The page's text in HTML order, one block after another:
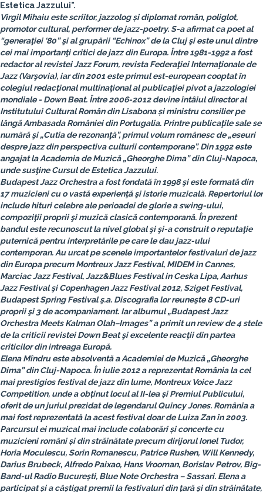
Estetica Jazzului".
Virgil Mihaiueste scriitor, jazzolog și diplomat român, poliglot,
promotor cultural, performer de jazz-poetry. S-a afirmat ca poet al
“generaţiei ‘80” şi al grupării “Echinox” de la Cluj şi este unul dintre
cei mai importanţi critici de jazz din Europa. Între 1981-1992 a fost
redactor al revisteiJazz Forum, revista Federaţiei Internaţionale de
Jazz (Varşovia), iar din 2001 este primul est-european cooptat în
colegiul redacţional multinaţional al publicaţiei pivot a jazzologiei
mondiale - Down Beat. Între 2006-2012 devine întâiul director al
Institutului Cultural Român din Lisabona și ministru consilier pe
lângă Ambasada României din Portugalia. Printre publicaţile sale se
numără şi„Cutia de rezonanţă”, primul volum românesc de„eseuri
despre jazz din perspectiva culturii contemporane”. Din 1992 este
angajat la Academia de Muzică „Gheorghe Dima” din Cluj-Napoca,
unde susţineCursul de Estetica Jazzului.
Budapest Jazz Orchestraa fost fondată în 1998 şi este formată din
17 muzicieni cu o vastă experienţă şi istorie muzicală. Repertoriul lor
include hituri celebre ale perioadei de glorie a swing-ului,
compoziţii proprii şi muzică clasică contemporană. În prezent
bandul este recunoscut la nivel global şi şi-a construit o reputaţie
puternică pentru interpretările pe care le dau jazz-ului
contemporan. Au urcat pe scenele importantelor festivaluri de jazz
din Europa precum Montreux Jazz Festival, MIDEM in Cannes,
Marciac Jazz Festival, Jazz&Blues Festival in Ceska Lipa, Aarhus
Jazz Festival şi Copenhagen Jazz Festival 2012, Sziget Festival,
Budapest Spring Festival ş.a. Discografia lor reuneşte 8 CD-uri
proprii şi 3 de acompaniament. Iar albumul„Budapest Jazz
Orchestra Meets Kalman Olah–Images” a primit un review de 4 stele
de la criticii revisteiDown Beatşi excelente reacţii din partea
criticilor din intreaga Europă.
Elena Mîndrueste absolventă a Academiei de Muzică „Gheorghe
Dima” din Cluj-Napoca. În iulie 2012 a reprezentat România la cel
mai prestigios festival de jazz din lume, Montreux Voice Jazz
Competition, unde a obținut locul al II-lea și Premiul Publicului,
oferit de un juriul prezidat delegendarul Quincy Jones. România a
mai fost reprezentată la acest festival doar de Luiza Zan în 2003.
Parcursul ei muzical mai include colaborări și concerte cu
muzicieni români și din străinătate precum dirijorul Ionel Tudor,
Horia Moculescu, Sorin Romanescu, Patrice Rushen, Will Kennedy,
Darius Brubeck, Alfredo Paixao, Hans Vrooman, Borislav Petrov, Big-
Band-ul Radio București, Blue Note Orchestra – Sassari. Elena a
participat și a câștigat premii la festivaluri din țară și din străinătate,